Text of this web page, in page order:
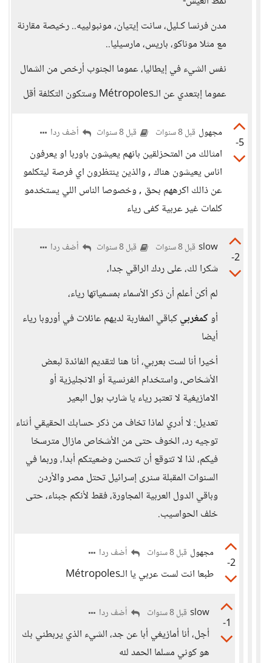
مدن فرنسا كـليل، سانت إيتيان، مونبولييه.. رخيصة مقارنة
مع مثلا موناكو، باريس، مارسيليا..
نفس الشيء في إيطاليا، عموما الجنوب أرخص من الشمال
عموما إبتعدي عن الـMétropoles وستكون التكلفة أقل
-5
مجهول قبل 8 سنوات قبل 8 سنوات أضف ردا
امثالك من المتحزلقين بانهم يعيشون باوربا او يعرفون
اناس يعيشون هناك , والذين ينتظرون اي فرصة ليتكلمو
عن ذالك اكرههم بحق , وخصوصا الناس اللي يستخدمو
كلمات غير عربية كفى رياء
-2
slow قبل 8 سنوات قبل 8 سنوات أضف ردا
شكرا لك، على ردك الراقي جدا،
لم أكن أعلم أن ذكر الأسماء بمسمياتها رياء،
أوكمغربيكباقي المغاربة لديهم عائلات في أوروبا رياء
أيضا
أخيرا أنا لست بعربي، أنا هنا لتقديم الفائدة لبعض
الأشخاص، واستخدام الفرنسية أو الانجليزية أو
الامازيغية لا تعتبر رياء يا شارب بول البعير
تعديل: لا أدري لماذا تخاف من ذكر حسابك الحقيقي أثناء
توجيه رد، الخوف حتى من الأشخاص مازال مترسخا
فيكم، لذا لا تتوقع أن تتحسن وضعيتكم أبدا، وربما في
السنوات المقبلة سنرى إسرائيل تحتل مصر والأردن
وباقي الدول العربية المجاورة، فقط لأنكم جبناء، حتى
خلف الحواسيب.
-2
مجهول قبل 8 سنوات أضف ردا
طبعا انت لست عربي يا الـMétropoles
-1
slow قبل 8 سنوات أضف ردا
أجل، أنا أمازيغي أبا عن جد، الشيء الذي يربطني بك
هو كوني مسلما الحمد لله